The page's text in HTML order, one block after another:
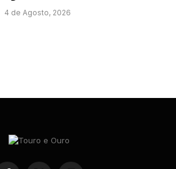
4 de Agosto, 2026